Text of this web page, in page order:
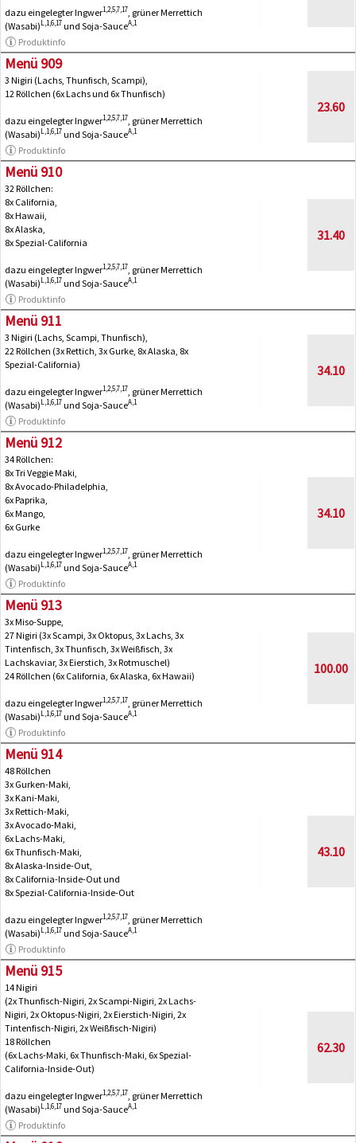
dazu eingelegter Ingwer1,2,5,7,17 , grüner Merrettich
(Wasabi)L,1,6,17und Soja-SauceA,1
Produktinfo
Menü 909
3 Nigiri (Lachs, Thunfisch, Scampi),
12 Röllchen (6x Lachs und 6x Thunfisch)
dazu eingelegter Ingwer1,2,5,7,17 , grüner Merrettich
(Wasabi)L,1,6,17und Soja-SauceA,1
Produktinfo
23.60
Menü 910
32 Röllchen:
8x California,
8x Hawaii,
8x Alaska,
8x Spezial-California
dazu eingelegter Ingwer1,2,5,7,17 , grüner Merrettich
(Wasabi)L,1,6,17und Soja-SauceA,1
Produktinfo
31.40
Menü 911
3 Nigiri (Lachs, Scampi, Thunfisch),
22 Röllchen (3x Rettich, 3x Gurke, 8x Alaska, 8x
Spezial-California)
dazu eingelegter Ingwer1,2,5,7,17 , grüner Merrettich
(Wasabi)L,1,6,17und Soja-SauceA,1
Produktinfo
34.10
Menü 912
34 Röllchen:
8x Tri Veggie Maki,
8x Avocado-Philadelphia,
6x Paprika,
6x Mango,
6x Gurke
dazu eingelegter Ingwer1,2,5,7,17 , grüner Merrettich
(Wasabi)L,1,6,17und Soja-SauceA,1
Produktinfo
34.10
Menü 913
3x Miso-Suppe,
27 Nigiri (3x Scampi, 3x Oktopus, 3x Lachs, 3x
Tintenfisch, 3x Thunfisch, 3x Weißfisch, 3x
Lachskaviar, 3x Eierstich, 3x Rotmuschel)
24 Röllchen (6x California, 6x Alaska, 6x Hawaii)
dazu eingelegter Ingwer1,2,5,7,17 , grüner Merrettich
(Wasabi)L,1,6,17und Soja-SauceA,1
Produktinfo
100.00
Menü 914
48 Röllchen
3x Gurken-Maki,
3x Kani-Maki,
3x Rettich-Maki,
3x Avocado-Maki,
6x Lachs-Maki,
6x Thunfisch-Maki,
8x Alaska-Inside-Out,
8x California-Inside-Out und
8x Spezial-California-Inside-Out
dazu eingelegter Ingwer1,2,5,7,17 , grüner Merrettich
(Wasabi)L,1,6,17und Soja-SauceA,1
Produktinfo
43.10
Menü 915
14 Nigiri
(2x Thunfisch-Nigiri, 2x Scampi-Nigiri, 2x Lachs-
Nigiri, 2x Oktopus-Nigiri, 2x Eierstich-Nigiri, 2x
Tintenfisch-Nigiri, 2x Weißfisch-Nigiri)
18 Röllchen
(6x Lachs-Maki, 6x Thunfisch-Maki, 6x Spezial-
California-Inside-Out)
dazu eingelegter Ingwer1,2,5,7,17 , grüner Merrettich
(Wasabi)L,1,6,17und Soja-SauceA,1
Produktinfo
62.30